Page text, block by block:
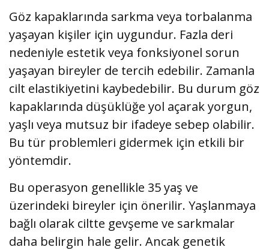
Göz kapaklarında sarkma veya torbalanma
yaşayan kişiler için uygundur. Fazla deri
nedeniyle estetik veya fonksiyonel sorun
yaşayan bireyler de tercih edebilir. Zamanla
cilt elastikiyetini kaybedebilir. Bu durum göz
kapaklarında düşüklüğe yol açarak yorgun,
yaşlı veya mutsuz bir ifadeye sebep olabilir.
Bu tür problemleri gidermek için etkili bir
yöntemdir.
Bu operasyon genellikle 35 yaş ve
üzerindeki bireyler için önerilir. Yaşlanmaya
bağlı olarak ciltte gevşeme ve sarkmalar
daha belirgin hale gelir. Ancak genetik